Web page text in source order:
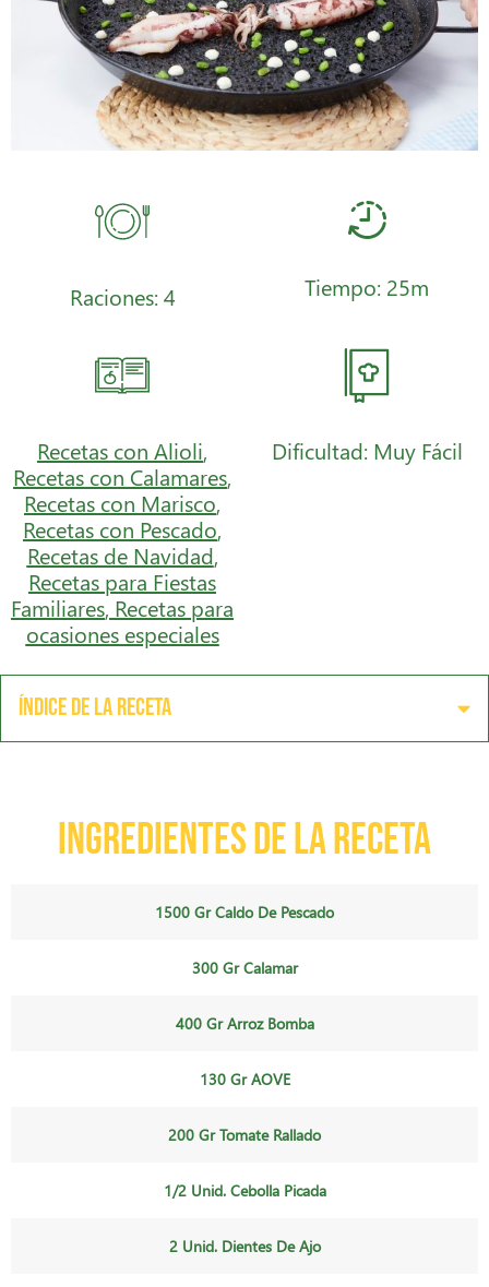
Raciones: 4 Tiempo: 25m
Recetas con Alioli,
Recetas con Calamares,
Recetas con Marisco,
Recetas con Pescado,
Recetas de Navidad,
Recetas para Fiestas
Familiares, Recetas para
ocasiones especiales
Dificultad: Muy Fácil
Índice de la receta
Ingredientes de la receta
1500 Gr Caldo De Pescado
300 Gr Calamar
400 Gr Arroz Bomba
130 Gr AOVE
200 Gr Tomate Rallado
1/2 Unid. Cebolla Picada
2 Unid. Dientes De Ajo